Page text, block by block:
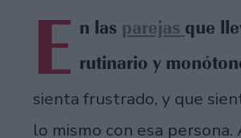
E n las parejas que
rutinario y
sienta frustrado, y que
lo mismo con esa